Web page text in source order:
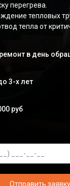
перегрева.
тепловых
тепла от
в день
3-х лет
руб
Отправить заявку